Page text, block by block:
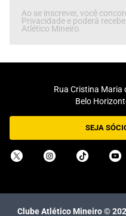
Ao se inscrever, você
Privacidade e poderá
Atlético Mineiro.
Rua Cristina Maria
Belo
SEJA
Clube Atlético Mineiro ©